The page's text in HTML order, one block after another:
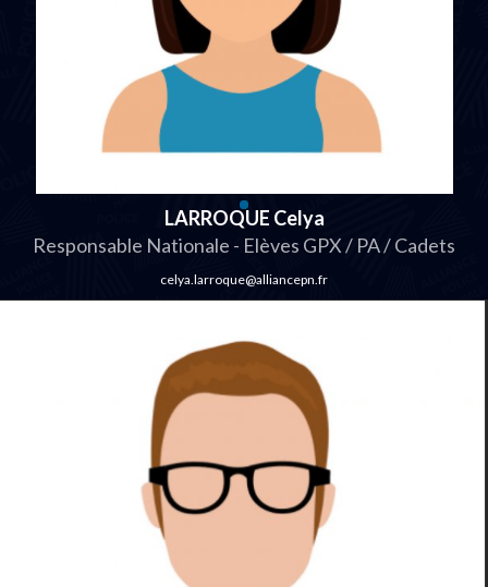
LARROQUE Celya
Responsable Nationale - Elèves GPX / PA / Cadets
celya.larroque@alliancepn.fr